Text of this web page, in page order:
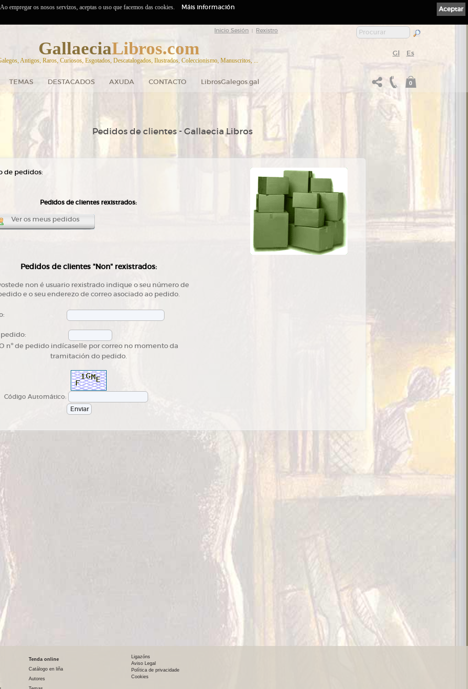
Inicio Sesión Rexistro
GallaeciaLibros.com
Antigos, Raros, Curiosos, Esgotados, Descatalogados, Ilustrados, Coleccionismo, Manuscritos, ...
Gl Es
TEMAS DESTACADOS AXUDA CONTACTO LibrosGalegos.gal 0
Pedidos de clientes - Gallaecia Libros
de pedidos:
Pedidos de clientes rexistrados:
Ver os meus pedidos
Pedidos de clientes "Non" rexistrados:
non é usuario rexistrado indique o seu número de
e o seu enderezo de correo asociado ao pedido.
pedido:
nº de pedido indícaselle por correo no momento da
tramitación do pedido.
Código Automático:
Tenda online
Catálogo en liña
Autores
Ligazóns
Aviso Legal
Política de privacidade
Cookies
Aceptar
empregar os nosos servizos, aceptas o uso que facemos das cookies. Máis información